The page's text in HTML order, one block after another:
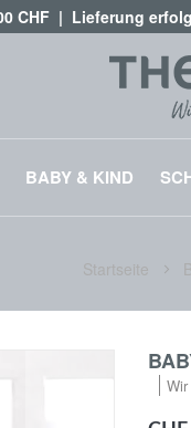
CHF | Lieferung
BABY & KIND
Startseite